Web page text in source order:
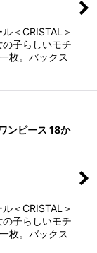
＜CRISTAL＞
子らしいモチ
枚。バックス
ンピース 18か
＜CRISTAL＞
子らしいモチ
枚。バックス